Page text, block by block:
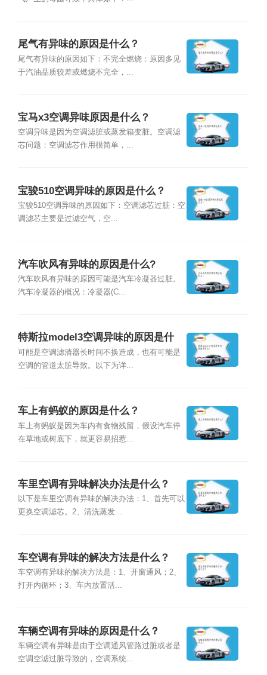
尾气有异味的原因是什么？
尾气有异味的原因如下：不完全燃烧：原因多见
于汽油品质较差或燃烧不完全，...
宝马x3空调异味原因是什么？
空调异味是因为空调滤脏或蒸发箱变脏。空调滤
芯问题：空调滤芯作用很简单，...
宝骏510空调异味的原因是什么？
宝骏510空调异味的原因如下：空调滤芯过脏：空
调滤芯主要是过滤空气，空...
汽车吹风有异味的原因是什么?
汽车吹风有异味的原因可能是汽车冷凝器过脏。
汽车冷凝器的概况：冷凝器(C...
特斯拉model3空调异味的原因是什
么？
可能是空调滤清器长时间不换造成，也有可能是
空调的管道太脏导致。以下为详...
车上有蚂蚁的原因是什么？
车上有蚂蚁是因为车内有食物残留，假设汽车停
在草地或树底下，就更容易招惹...
车里空调有异味解决办法是什么？
以下是车里空调有异味的解决办法：1、首先可以
更换空调滤芯。2、清洗蒸发...
车空调有异味的解决方法是什么？
车空调有异味的解决方法是：1、开窗通风；2、
打开内循环；3、车内放置活...
车辆空调有异味的原因是什么？
车辆空调有异味是由于空调通风管路过脏或者是
空调空滤过脏导致的，空调系统...